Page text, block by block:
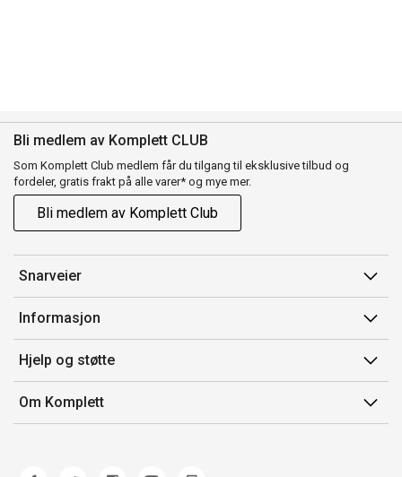
Bli medlem av Komplett CLUB
Som Komplett Club medlem får du tilgang til eksklusive tilbud og
fordeler, gratis frakt på alle varer* og mye mer.
Bli medlem av Komplett Club
Snarveier
Min side
Ordreoversikt
Flex
Komplett Club
Informasjon
Salgsbetingelser
Medlemsvilkår for Komplett Club
Merker/produsent
Hjelp og støtte
Kontakt oss
Kundeservice
Om Komplett